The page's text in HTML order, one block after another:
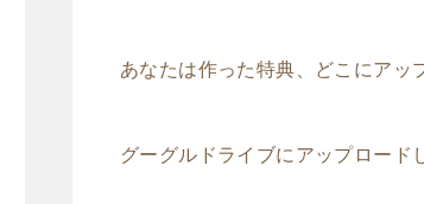
あなたは作った特典、どこにアッ
グーグルドライブにアップロード